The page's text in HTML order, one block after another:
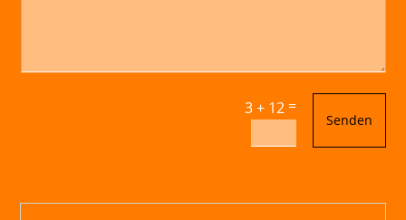
3 + 12 =
Senden